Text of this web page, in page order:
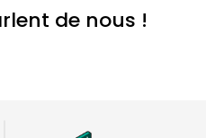
de nous !